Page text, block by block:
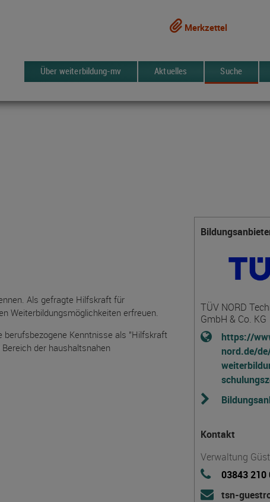
Merkzettel
Über weiterbildung-mv Aktuelles Suche
Als gefragte Hilfskraft für
Weiterbildungsmöglichkeiten erfreuen.
berufsbezogene Kenntnisse als "Hilfskraft
der haushaltsnahen
TÜV NORD
GmbH & Co. KG
https://
nord.de/
Kontakt
Verwaltung
03843 210
tsn-